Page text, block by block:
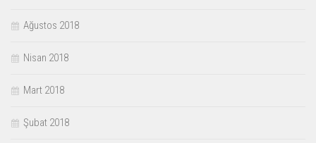
Ağustos 2018
Nisan 2018
Mart 2018
Şubat 2018